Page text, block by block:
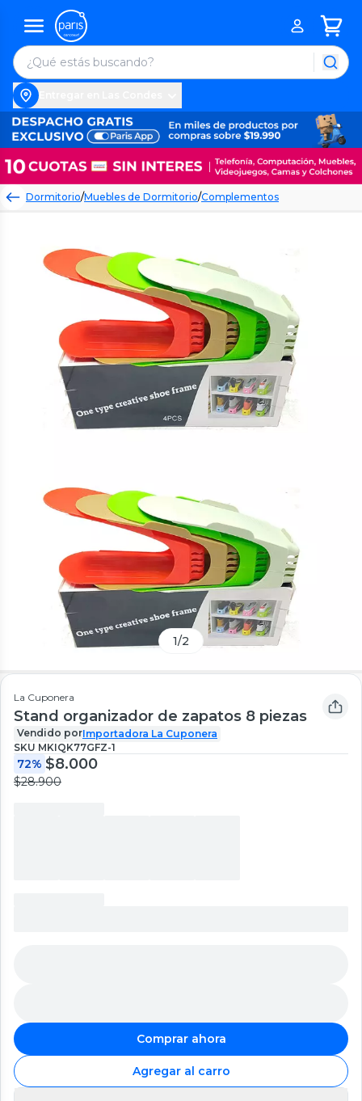
Dormitorio/Muebles de Dormitorio/Complementos
1/2
La Cuponera
Stand organizador de zapatos 8 piezas
Vendido porImportadora La Cuponera
SKU MKIQK77GFZ-1
72% $8.000
$28.900
Comprar ahora
Agregar al carro